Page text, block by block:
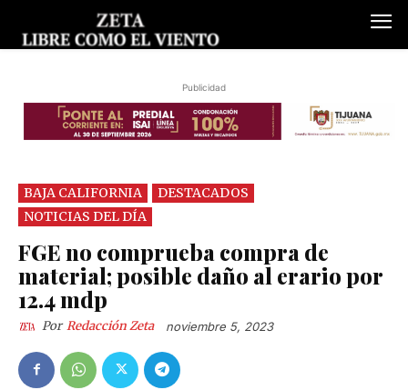
Publicidad
BAJA CALIFORNIA
DESTACADOS
NOTICIAS DEL DÍA
FGE no comprueba compra de
material; posible daño al erario por
12.4 mdp
Por Redacción Zeta noviembre 5, 2023